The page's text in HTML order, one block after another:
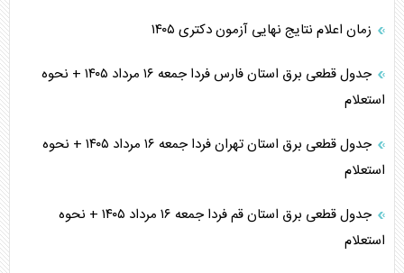
زمان اعلام نتایج نهایی آزمون دکتری ۱۴۰۵
جدول قطعی برق استان فارس فردا جمعه ۱۶ مرداد ۱۴۰۵ + نحوه
استعلام
جدول قطعی برق استان تهران فردا جمعه ۱۶ مرداد ۱۴۰۵ + نحوه
استعلام
جدول قطعی برق استان قم فردا جمعه ۱۶ مرداد ۱۴۰۵ + نحوه
استعلام